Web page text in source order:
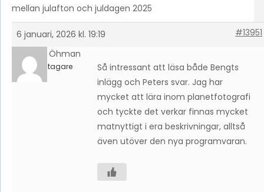
mellan julafton och juldagen 2025
6 januari, 2026 kl. 19:19
#13951
Petter Öhman
Deltagare
Så intressant att läsa både Bengts
inlägg och Peters svar. Jag har
mycket att lära inom planetfotografi
och tyckte det verkar finnas mycket
matnyttigt i era beskrivningar, alltså
även utöver den nya programvaran.